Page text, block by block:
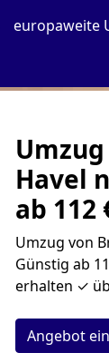
europaweite
Havel
ab 112
Umzug von
Günstig ab
erhalten ✓
Angebot